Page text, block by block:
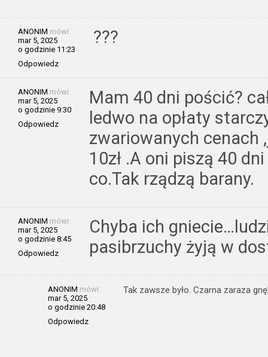
ANONIM mówi:
mar 5, 2025
o godzinie 11:23
Odpowiedz
???
ANONIM mówi:
mar 5, 2025
o godzinie 9:30
Odpowiedz
Mam 40 dni pościć?
ledwo na opłaty
zwariowanych cenach
10zł .A oni piszą 40
co.Tak rządzą barany.
ANONIM mówi:
mar 5, 2025
o godzinie 8:45
Odpowiedz
Chyba ich
pasibrzuchy żyją w
ANONIM mówi:
mar 5, 2025
o godzinie 20:48
Odpowiedz
Tak zawsze było. Czarna zaraza